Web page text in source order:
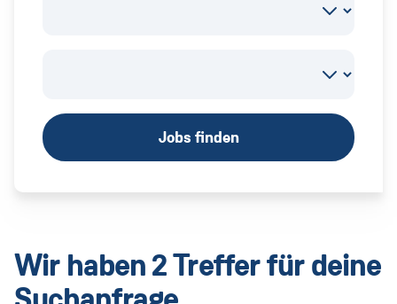
Jobs finden
Wir haben 2 Treffer für deine